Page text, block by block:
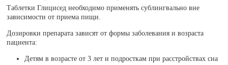
Таблетки Глицисед необходимо применять сублингвально вне
зависимости от приема пищи.
Дозировки препарата зависят от формы заболевания и возраста
пациента:
Детям в возрасте от 3 лет и подросткам при расстройствах сна